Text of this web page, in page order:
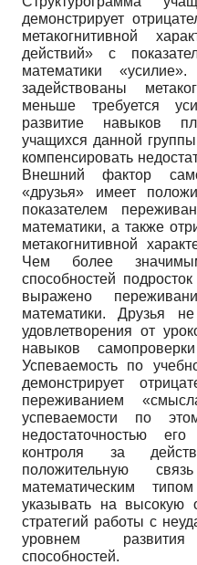
демонстрирует
метакогнитивной
действий» с
математики
задействованы
меньше требуется
развитие навыков
учащихся данной
компенсировать
Внешний фактор
«друзья» имеет
показателем
математики, а также
метакогнитивной
Чем более
способностей
выражено
математики. Друзья
удовлетворения от
навыков
Успеваемость по
демонстрирует
переживанием
успеваемости по
недостаточностью
контроля за
положительную
математическим
указывать на высокую
стратегий работы с
уровнем развития
способностей.